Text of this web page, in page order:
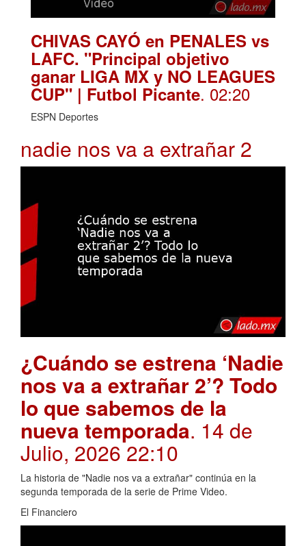
CHIVAS CAYÓ en PENALES vs
LAFC. "Principal objetivo
ganar LIGA MX y NO LEAGUES
CUP" | Futbol Picante. 02:20
ESPN Deportes
nadie nos va a extrañar 2
¿Cuándo se estrena ‘Nadie
nos va a extrañar 2’? Todo
lo que sabemos de la
nueva temporada. 14 de
Julio, 2026 22:10
La historia de "Nadie nos va a extrañar" continúa en la
segunda temporada de la serie de Prime Video.
El Financiero